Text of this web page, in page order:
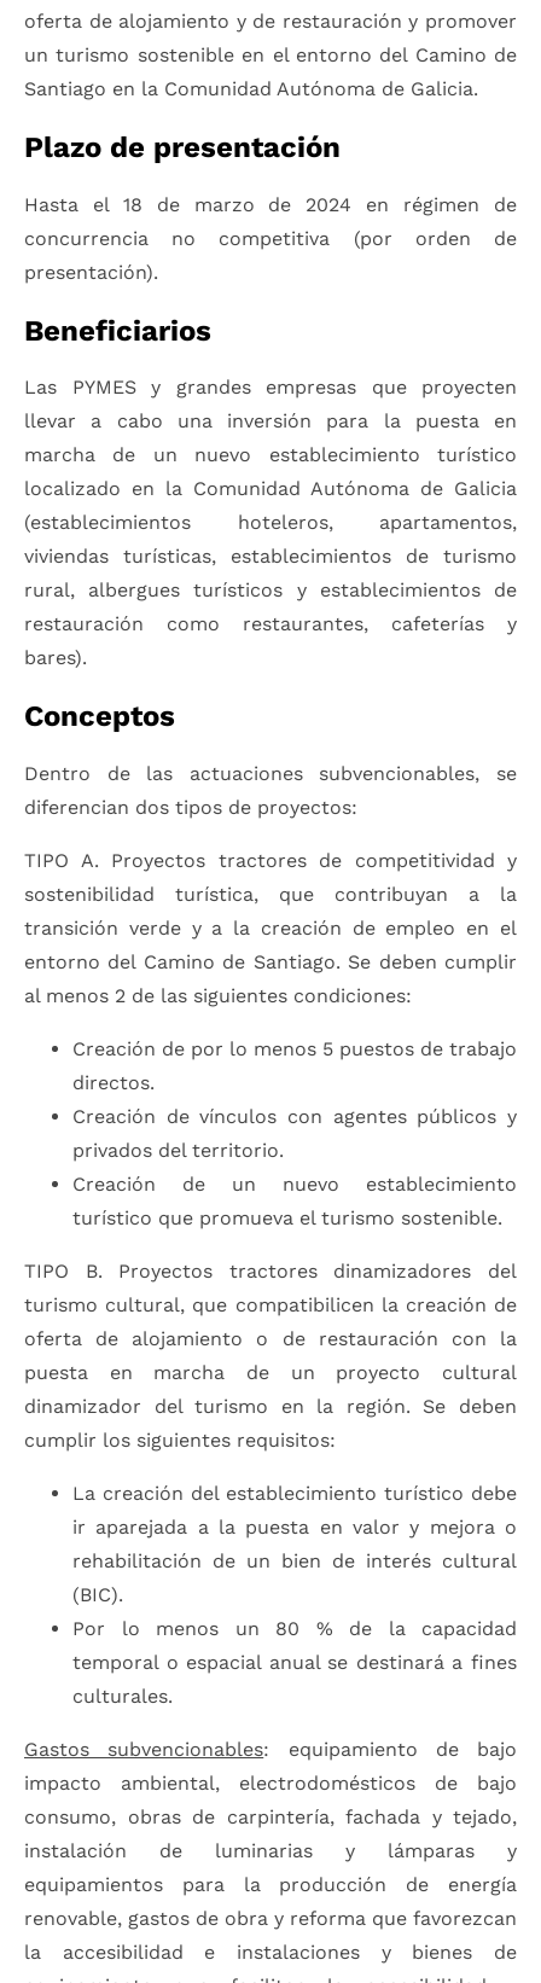
oferta de alojamiento y de restauración y promover
un turismo sostenible en el entorno del Camino de
Santiago en la Comunidad Autónoma de Galicia.
Plazo de presentación
Hasta el 18 de marzo de 2024 en régimen de
concurrencia no competitiva (por orden de
presentación).
Beneficiarios
Las PYMES y grandes empresas que proyecten
llevar a cabo una inversión para la puesta en
marcha de un nuevo establecimiento turístico
localizado en la Comunidad Autónoma de Galicia
(establecimientos hoteleros, apartamentos,
viviendas turísticas, establecimientos de turismo
rural, albergues turísticos y establecimientos de
restauración como restaurantes, cafeterías y
bares).
Conceptos
Dentro de las actuaciones subvencionables, se
diferencian dos tipos de proyectos:
TIPO A. Proyectos tractores de competitividad y
sostenibilidad turística, que contribuyan a la
transición verde y a la creación de empleo en el
entorno del Camino de Santiago. Se deben cumplir
al menos 2 de las siguientes condiciones:
Creación de por lo menos 5 puestos de trabajo
directos.
Creación de vínculos con agentes públicos y
privados del territorio.
Creación de un nuevo establecimiento
turístico que promueva el turismo sostenible.
TIPO B. Proyectos tractores dinamizadores del
turismo cultural, que compatibilicen la creación de
oferta de alojamiento o de restauración con la
puesta en marcha de un proyecto cultural
dinamizador del turismo en la región. Se deben
cumplir los siguientes requisitos:
La creación del establecimiento turístico debe
ir aparejada a la puesta en valor y mejora o
rehabilitación de un bien de interés cultural
(BIC).
Por lo menos un 80 % de la capacidad
temporal o espacial anual se destinará a fines
culturales.
Gastos subvencionables: equipamiento de bajo
impacto ambiental, electrodomésticos de bajo
consumo, obras de carpintería, fachada y tejado,
instalación de luminarias y lámparas y
equipamientos para la producción de energía
renovable, gastos de obra y reforma que favorezcan
la accesibilidad e instalaciones y bienes de